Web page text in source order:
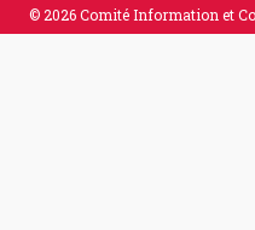
© 2026 Comité Information et